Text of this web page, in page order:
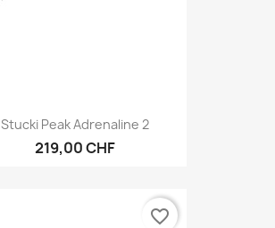
Stucki Peak Adrenaline 2
219,00 CHF
favorite_border